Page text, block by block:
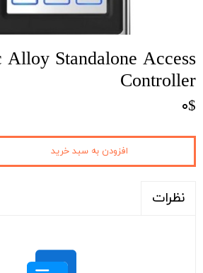
Standalone Access
Controller
۰$
افزودن به سبد خرید
نظرات